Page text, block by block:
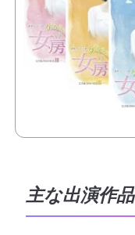
主な出演作品